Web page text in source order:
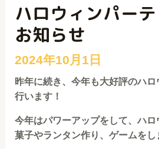
ハロウィンパー
お知らせ
昨年に続き、今年も大好評のハ
行います！
今年はパワーアップをして、ハ
菓子やランタン作り、ゲームをし